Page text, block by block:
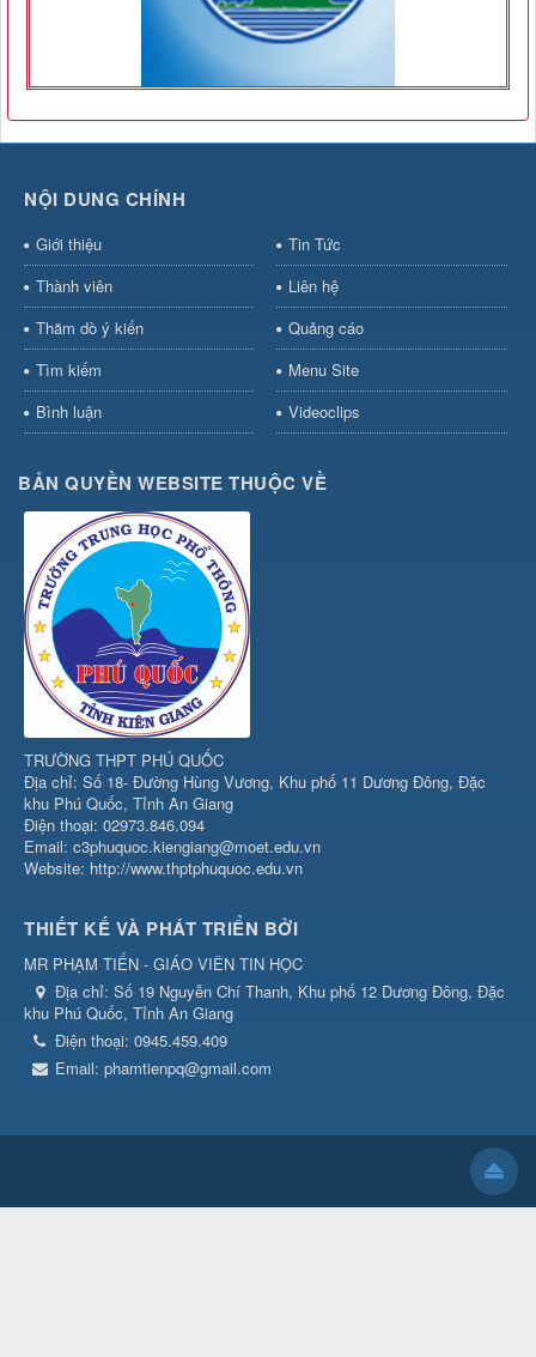
NỘI DUNG CHÍNH
Giới thiệu
Tin Tức
Thành viên
Liên hệ
Thăm dò ý kiến
Quảng cáo
Tìm kiếm
Menu Site
Bình luận
Videoclips
BẢN QUYỀN WEBSITE THUỘC VỀ
TRƯỜNG THPT PHÚ QUỐC
Địa chỉ: Số 18- Đường Hùng Vương, Khu phố 11 Dương Đông, Đặc
khu Phú Quốc, Tỉnh An Giang
Điện thoại: 02973.846.094
Email: c3phuquoc.kiengiang@moet.edu.vn
Website: http://www.thptphuquoc.edu.vn
THIẾT KẾ VÀ PHÁT TRIỂN BỞI
MR PHẠM TIẾN - GIÁO VIÊN TIN HỌC
Địa chỉ: Số 19 Nguyễn Chí Thanh, Khu phố 12 Dương Đông, Đặc
khu Phú Quốc, Tỉnh An Giang
Điện thoại: 0945.459.409
Email: phamtienpq@gmail.com